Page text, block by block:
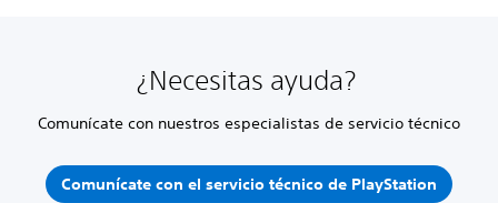
¿Necesitas ayuda?
Comunícate con nuestros especialistas de servicio técnico
Comunícate con el servicio técnico de PlayStation